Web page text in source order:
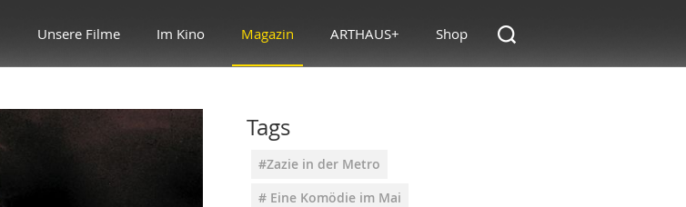
Unsere Filme Im Kino Magazin ARTHAUS+ Shop
Tags
#Zazie in der Metro
# Eine Komödie im Mai